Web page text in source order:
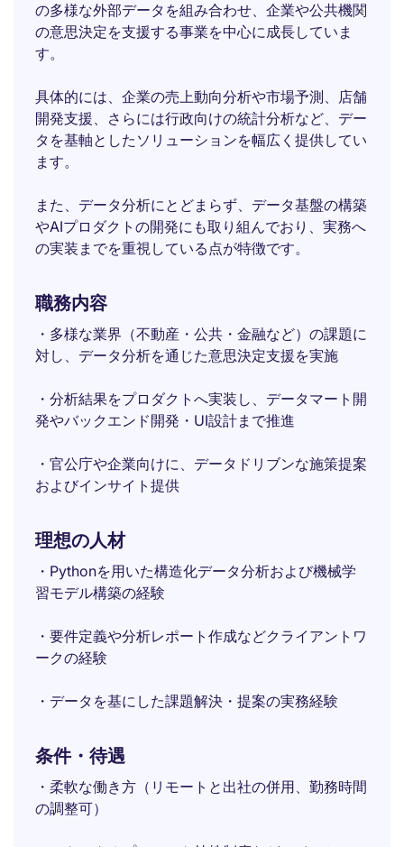
の多様な外部データを組み合わせ、企業や公共機関
の意思決定を支援する事業を中心に成長していま
す。
具体的には、企業の売上動向分析や市場予測、店舗
開発支援、さらには行政向けの統計分析など、デー
タを基軸としたソリューションを幅広く提供してい
ます。
また、データ分析にとどまらず、データ基盤の構築
やAIプロダクトの開発にも取り組んでおり、実務へ
の実装までを重視している点が特徴です。
職務内容
・多様な業界（不動産・公共・金融など）の課題に
対し、データ分析を通じた意思決定支援を実施
・分析結果をプロダクトへ実装し、データマート開
発やバックエンド開発・UI設計まで推進
・官公庁や企業向けに、データドリブンな施策提案
およびインサイト提供
理想の人材
・Pythonを用いた構造化データ分析および機械学
習モデル構築の経験
・要件定義や分析レポート作成などクライアントワ
ークの経験
・データを基にした課題解決・提案の実務経験
条件・待遇
・柔軟な働き方（リモートと出社の併用、勤務時間
の調整可）